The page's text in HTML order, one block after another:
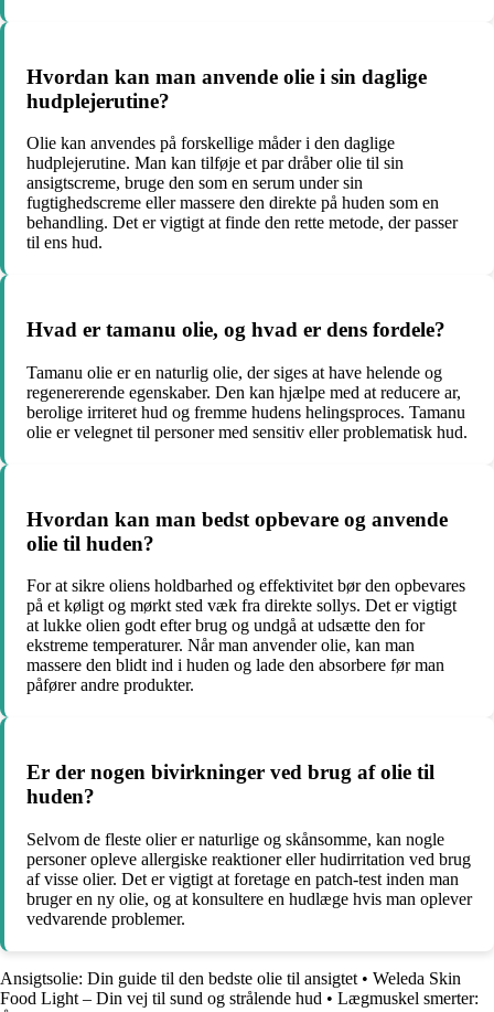
Hvordan kan man anvende olie i sin daglige
hudplejerutine?
Olie kan anvendes på forskellige måder i den daglige
hudplejerutine. Man kan tilføje et par dråber olie til sin
ansigtscreme, bruge den som en serum under sin
fugtighedscreme eller massere den direkte på huden som en
behandling. Det er vigtigt at finde den rette metode, der passer
til ens hud.
Hvad er tamanu olie, og hvad er dens fordele?
Tamanu olie er en naturlig olie, der siges at have helende og
regenererende egenskaber. Den kan hjælpe med at reducere ar,
berolige irriteret hud og fremme hudens helingsproces. Tamanu
olie er velegnet til personer med sensitiv eller problematisk hud.
Hvordan kan man bedst opbevare og anvende
olie til huden?
For at sikre oliens holdbarhed og effektivitet bør den opbevares
på et køligt og mørkt sted væk fra direkte sollys. Det er vigtigt
at lukke olien godt efter brug og undgå at udsætte den for
ekstreme temperaturer. Når man anvender olie, kan man
massere den blidt ind i huden og lade den absorbere før man
påfører andre produkter.
Er der nogen bivirkninger ved brug af olie til
huden?
Selvom de fleste olier er naturlige og skånsomme, kan nogle
personer opleve allergiske reaktioner eller hudirritation ved brug
af visse olier. Det er vigtigt at foretage en patch-test inden man
bruger en ny olie, og at konsultere en hudlæge hvis man oplever
vedvarende problemer.
Ansigtsolie: Din guide til den bedste olie til ansigtet • Weleda Skin
Food Light – Din vej til sund og strålende hud • Lægmuskel smerter: